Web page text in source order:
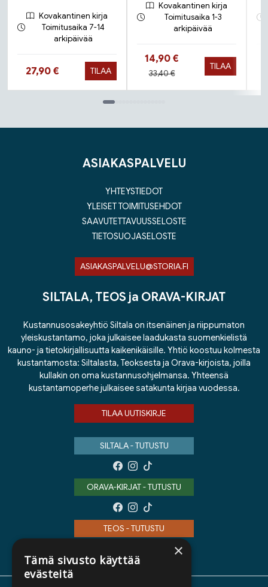
Kovakantinen kirja
Toimitusaika 7-14
arkipäivää
Hinta nyt
27,90 € TILAA
Kovakantinen kirja
Toimitusaika 1-3
arkipäivää
Hinta nyt
14,90 €
Hinta aiemmin
33,40 €
TILAA
ASIAKASPALVELU
YHTEYSTIEDOT
YLEISET TOIMITUSEHDOT
SAAVUTETTAVUUSSELOSTE
TIETOSUOJASELOSTE
ASIAKASPALVELU@STORIA.FI
SILTALA, TEOS ja ORAVA-KIRJAT
Kustannusosakeyhtiö Siltala on itsenäinen ja riippumaton
yleiskustantamo, joka julkaisee laadukasta suomenkielistä
kauno- ja tietokirjallisuutta kaikenikäisille. Yhtiö koostuu kolmesta
kustantamosta: Siltalasta, Teoksesta ja Orava-kirjoista, joilla
kullakin on oma kustannusohjelmansa. Yhteensä
kustantamoperhe julkaisee satakunta kirjaa vuodessa.
TILAA UUTISKIRJE
SILTALA - TUTUSTU
ORAVA-KIRJAT - TUTUSTU
TEOS - TUTUSTU
×
Tämä sivusto käyttää
evästeitä